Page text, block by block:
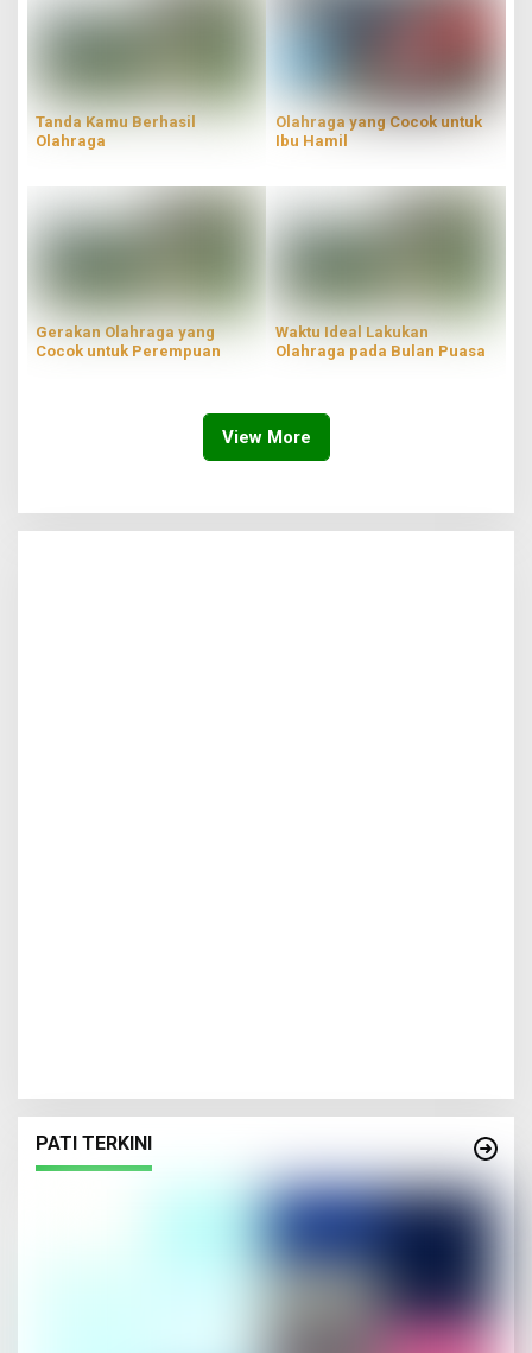
Tanda Kamu Berhasil
Olahraga
Olahraga yang Cocok untuk
Ibu Hamil
Gerakan Olahraga yang
Cocok untuk Perempuan
Waktu Ideal Lakukan
Olahraga pada Bulan Puasa
View More
PATI TERKINI